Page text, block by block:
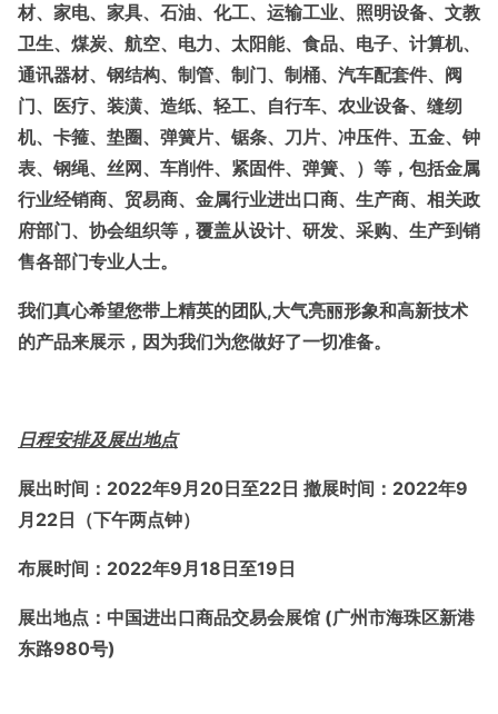
材、家电、家具、石油、化工、运输工业、照明设备、文教
卫生、煤炭、航空、电力、太阳能、食品、电子、计算机、
通讯器材、钢结构、制管、制门、制桶、汽车配套件、阀
门、医疗、装潢、造纸、轻工、自行车、农业设备、缝纫
机、卡箍、垫圈、弹簧片、锯条、刀片、冲压件、五金、钟
表、钢绳、丝网、车削件、紧固件、弹簧、）等，包括金属
行业经销商、贸易商、金属行业进出口商、生产商、相关政
府部门、协会组织等，覆盖从设计、研发、采购、生产到销
售各部门专业人士。
我们真心希望您带上精英的团队,大气亮丽形象和高新技术
的产品来展示，因为我们为您做好了一切准备。
日程安排及展出地点
展出时间： 2022年9月20日至22日 撤展时间：2022年9
月22日（下午两点钟）
布展时间： 2022年9月18日至19日
展出地点：中国进出口商品交易会展馆 (广州市海珠区新港
东路980号)